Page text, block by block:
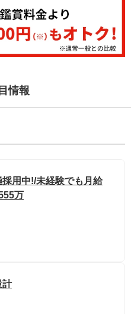
情報
用中!/未経験でも月給
万
計